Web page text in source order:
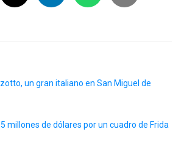
un gran italiano en San Miguel de
millones de dólares por un cuadro de Frida